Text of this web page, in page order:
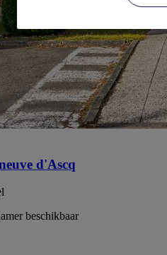
d'Ascq
beschikbaar